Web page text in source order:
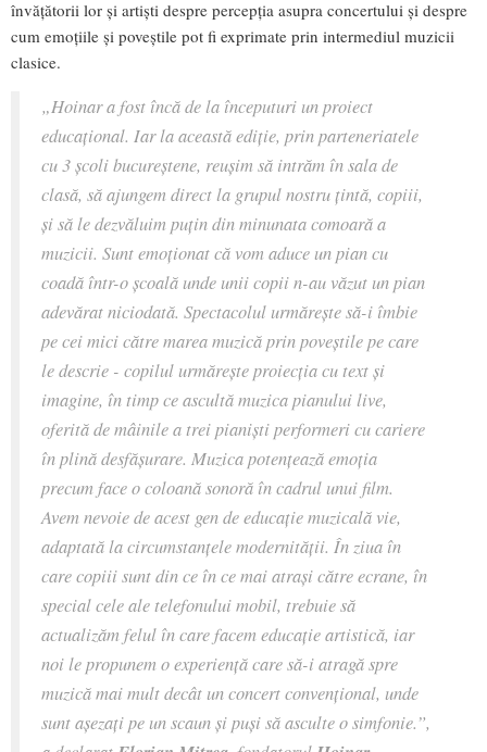
învățătorii lor și artiști despre percepția asupra concertului și despre
cum emoțiile și poveștile pot fi exprimate prin intermediul muzicii
clasice.
„Hoinar a fost încă de la începuturi un proiect
educațional. Iar la această ediție, prin parteneriatele
cu 3 școli bucureștene, reușim să intrăm în sala de
clasă, să ajungem direct la grupul nostru țintă, copiii,
și să le dezvăluim puțin din minunata comoară a
muzicii. Sunt emoționat că vom aduce un pian cu
coadă într-o școală unde unii copii n-au văzut un pian
adevărat niciodată. Spectacolul urmărește să-i îmbie
pe cei mici către marea muzică prin poveștile pe care
le descrie - copilul urmărește proiecția cu text și
imagine, în timp ce ascultă muzica pianului live,
oferită de mâinile a trei pianiști performeri cu cariere
în plină desfășurare. Muzica potențează emoția
precum face o coloană sonoră în cadrul unui film.
Avem nevoie de acest gen de educație muzicală vie,
adaptată la circumstanțele modernității. În ziua în
care copiii sunt din ce în ce mai atrași către ecrane, în
special cele ale telefonului mobil, trebuie să
actualizăm felul în care facem educație artistică, iar
noi le propunem o experiență care să-i atragă spre
muzică mai mult decât un concert convențional, unde
sunt așezați pe un scaun și puși să asculte o simfonie.”,